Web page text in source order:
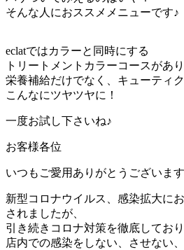
そんな人におススメメニューです♪
eclatではカラーと同時にする
トリートメントカラーコースがあ
栄養補給だけでなく、キューティ
こんなにツヤツヤに！
一度お試し下さいね♪
お客様各位
いつもご愛用ありがとうございます
新型コロナウイルス、感染拡大に
されましたが、
引き続きコロナ対策を徹底しており
店内での感染をしない、させない